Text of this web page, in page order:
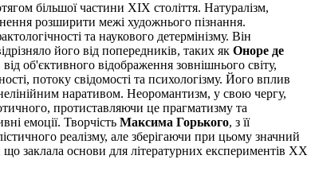
більшої частини XIX століття. Натуралізм,
розширити межі художнього пізнання.
та наукового детермінізму. Він
його від попередників, таких як Оноре де
об'єктивного відображення зовнішнього світу,
потоку свідомості та психологізму. Його вплив
наративом. Неоромантизм, у свою чергу,
протиставляючи це прагматизму та
емоції. Творчість Максима Горького, з її
реалізму, але зберігаючи при цьому значний
заклала основи для літературних експериментів XX